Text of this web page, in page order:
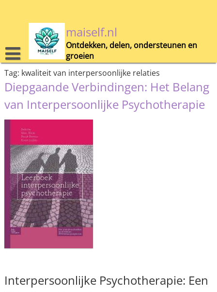
maiself.nl
Ontdekken, delen, ondersteunen en
groeien
Tag: kwaliteit van interpersoonlijke relaties
Diepgaande Verbindingen: Het Belang
van Interpersoonlijke Psychotherapie
Interpersoonlijke Psychotherapie: Een